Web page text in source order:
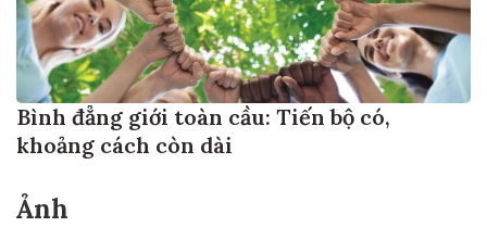
Bình đẳng giới toàn cầu: Tiến bộ có,
khoảng cách còn dài
Ảnh